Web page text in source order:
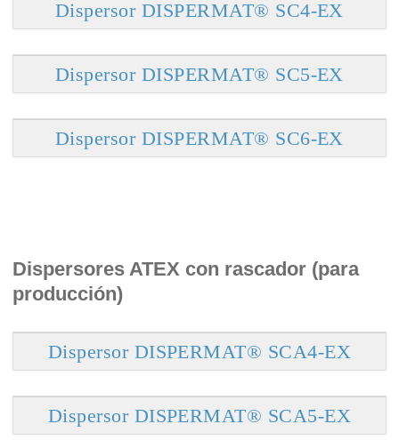
Dispersor DISPERMAT® SC4-EX
Dispersor DISPERMAT® SC5-EX
Dispersor DISPERMAT® SC6-EX
Dispersores ATEX con rascador (para
producción)
Dispersor DISPERMAT® SCA4-EX
Dispersor DISPERMAT® SCA5-EX